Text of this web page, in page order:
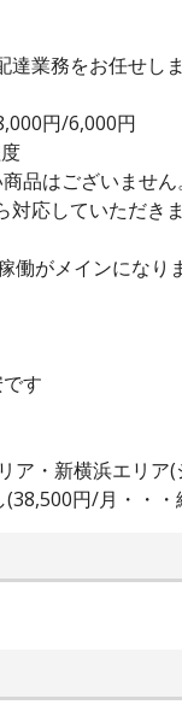
業務をお任せしま
円/6,000円
品はございません。
応していただきま
働がメインになり
す
ア・新横浜エリ
円/月・・・